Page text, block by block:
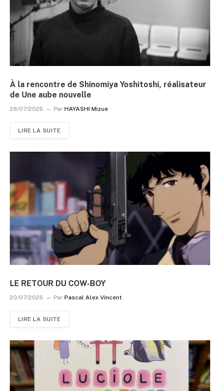
À la rencontre de Shinomiya Yoshitoshi, réalisateur
de Une aube nouvelle
28/07/2026 Par HAYASHI Mizue
LIRE LA SUITE
LE RETOUR DU COW-BOY
20/07/2026 Par Pascal Alex Vincent
LIRE LA SUITE